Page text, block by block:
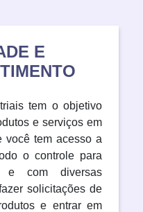
E
tem o objetivo
e serviços em
você tem acesso a
o controle para
e com diversas
solicitações de
e entrar em